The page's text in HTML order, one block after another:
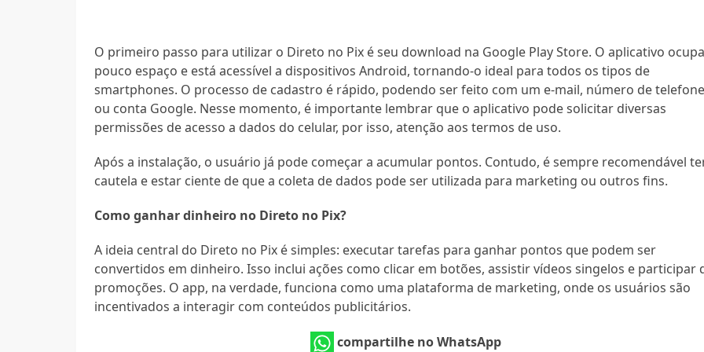
O primeiro passo para utilizar o Direto no Pix é seu download na Google Play Store. O aplicativo ocupa
pouco espaço e está acessível a dispositivos Android, tornando-o ideal para todos os tipos de
smartphones. O processo de cadastro é rápido, podendo ser feito com um e-mail, número de telefone
ou conta Google. Nesse momento, é importante lembrar que o aplicativo pode solicitar diversas
permissões de acesso a dados do celular, por isso, atenção aos termos de uso.
Após a instalação, o usuário já pode começar a acumular pontos. Contudo, é sempre recomendável
cautela e estar ciente de que a coleta de dados pode ser utilizada para marketing ou outros fins.
Como ganhar dinheiro no Direto no Pix?
A ideia central do Direto no Pix é simples: executar tarefas para ganhar pontos que podem ser
convertidos em dinheiro. Isso inclui ações como clicar em botões, assistir vídeos singelos e participar
promoções. O app, na verdade, funciona como uma plataforma de marketing, onde os usuários são
incentivados a interagir com conteúdos publicitários.
compartilhe no WhatsApp